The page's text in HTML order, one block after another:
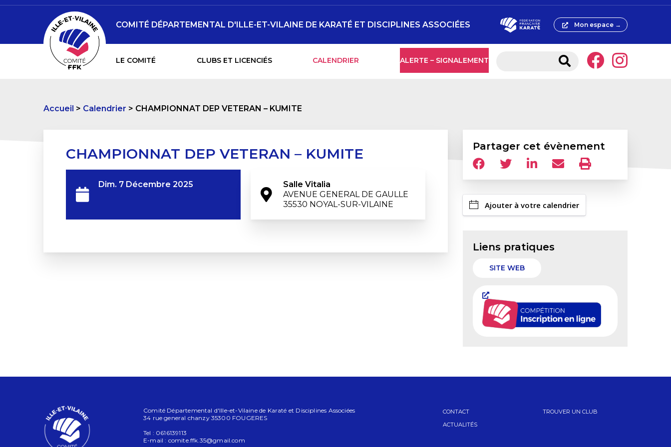
LE COMITÉ CLUBS ET LICENCIÉS CALENDRIER ALERTE – SIGNALEMENT
COMITÉ DÉPARTEMENTAL D'ILLE-ET-VILAINE DE KARATÉ ET DISCIPLINES ASSOCIÉES Mon espace →
Accueil Calendrier CHAMPIONNAT DEP VETERAN – KUMITE
CHAMPIONNAT DEP VETERAN – KUMITE
Dim. 7 Décembre 2025
Salle Vitalia
AVENUE GENERAL DE GAULLE
35530 NOYAL-SUR-VILAINE
Partager cet évènement
Ajouter à votre calendrier
Liens pratiques
SITE WEB
Comité Départemental d'Ille-et-Vilaine de Karaté et Disciplines Associées
34 rue general chanzy 35300 FOUGERES
Tel : 0616139113
E-mail : comite.ffk.35@gmail.com
CONTACT
ACTUALITÉS
TROUVER UN CLUB